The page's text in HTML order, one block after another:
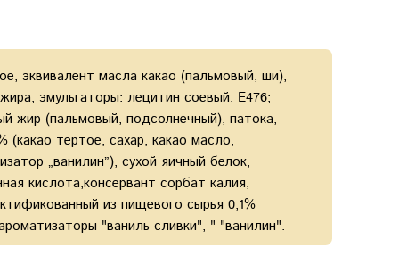
эквивалент масла какао (пальмовый, ши),
эмульгаторы: лецитин соевый, E476;
жир (пальмовый, подсолнечный), патока,
тертое, сахар, какао масло,
„ванилин”), сухой яичный белок,
кислота,консервант сорбат калия,
из пищевого сырья 0,1%
"ваниль сливки", " "ванилин".